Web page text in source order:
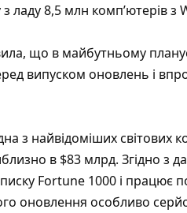
ладу 8,5 млн комп’ютерів з
що в майбутньому
випуском оновлень і
з найвідоміших світових
в $83 млрд. Згідно з
Fortune 1000 і працює
оновлення особливо